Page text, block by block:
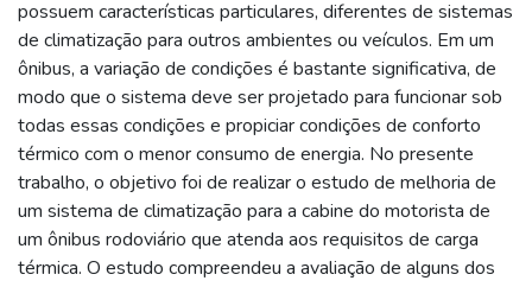
possuem características particulares, diferentes de sistemas
de climatização para outros ambientes ou veículos. Em um
ônibus, a variação de condições é bastante significativa, de
modo que o sistema deve ser projetado para funcionar sob
todas essas condições e propiciar condições de conforto
térmico com o menor consumo de energia. No presente
trabalho, o objetivo foi de realizar o estudo de melhoria de
um sistema de climatização para a cabine do motorista de
um ônibus rodoviário que atenda aos requisitos de carga
térmica. O estudo compreendeu a avaliação de alguns dos